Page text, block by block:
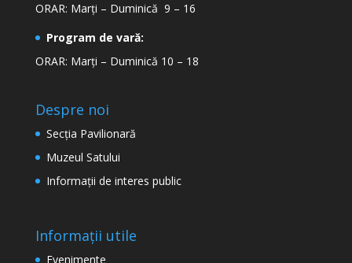
ORAR: Marți – Duminică 9 – 16
Program de vară:
ORAR: Marți – Duminică 10 – 18
Despre noi
Secţia Pavilionară
Muzeul Satului
Informaţii de interes public
Informații utile
Evenimente